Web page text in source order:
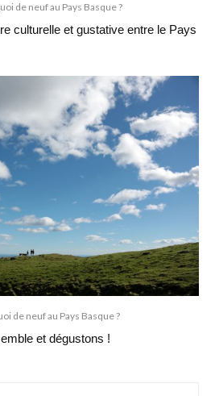
de neuf au Pays Basque ?
culturelle et gustative entre le Pays
de neuf au Pays Basque ?
et dégustons !